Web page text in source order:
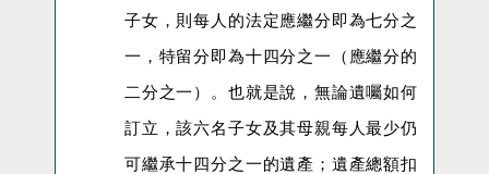
子女，則每人的法定應繼分即為七分之
一 ， 特留分即為十四分之一（應繼分的
二分之一）。也就是說，無論遺囑如何
訂立，該六名子女及其母親每人最少仍
可繼承十四分之一的遺產；遺產總額扣